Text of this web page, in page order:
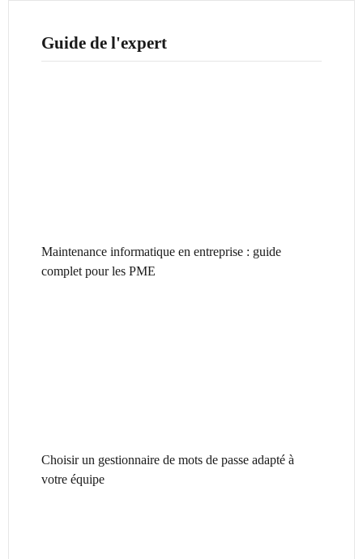
Guide de l'expert
Maintenance informatique en entreprise : guide
complet pour les PME
Choisir un gestionnaire de mots de passe adapté à
votre équipe